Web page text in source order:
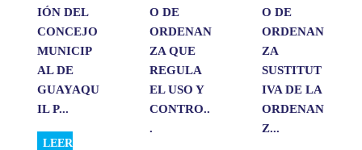
IÓN DEL
CONCEJO
MUNICIP
AL DE
GUAYAQU
IL P...
LEER
O DE
ORDENAN
ZA QUE
REGULA
EL USO Y
CONTRO..
.
O DE
ORDENAN
ZA
SUSTITUT
IVA DE LA
ORDENAN
Z...